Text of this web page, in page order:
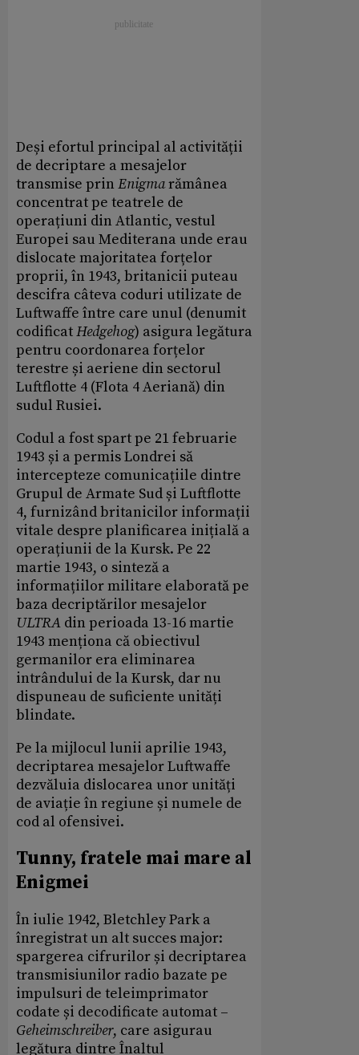
Deși efortul principal al activității
de decriptare a mesajelor
transmise prinEnigmarămânea
concentrat pe teatrele de
operațiuni din Atlantic, vestul
Europei sau Mediterana unde erau
dislocate majoritatea forțelor
proprii, în 1943, britanicii puteau
descifra câteva coduri utilizate de
Luftwaffe între care unul (denumit
codificatHedgehog) asigura legătura
pentru coordonarea forțelor
terestre și aeriene din sectorul
Luftflotte 4 (Flota 4 Aeriană) din
sudul Rusiei.
Codul a fost spart pe 21 februarie
1943 și a permis Londrei să
intercepteze comunicațiile dintre
Grupul de Armate Sud și Luftflotte
4, furnizând britanicilor informații
vitale despre planificarea inițială a
operațiunii de la Kursk. Pe 22
martie 1943, o sinteză a
informațiilor militare elaborată pe
baza decriptărilor mesajelor
ULTRA din perioada 13-16 martie
1943 menționa că obiectivul
germanilor era eliminarea
intrândului de la Kursk, dar nu
dispuneau de suficiente unități
blindate.
Pe la mijlocul lunii aprilie 1943,
decriptarea mesajelor Luftwaffe
dezvăluia dislocarea unor unități
de aviație în regiune și numele de
cod al ofensivei.
Tunny, fratele mai mare al
Enigmei
În iulie 1942, Bletchley Park a
înregistrat un alt succes major:
spargerea cifrurilor și decriptarea
transmisiunilor radio bazate pe
impulsuri de teleimprimator
codate și decodificate automat –
Geheimschreiber, care asigurau
legătura dintre Înaltul